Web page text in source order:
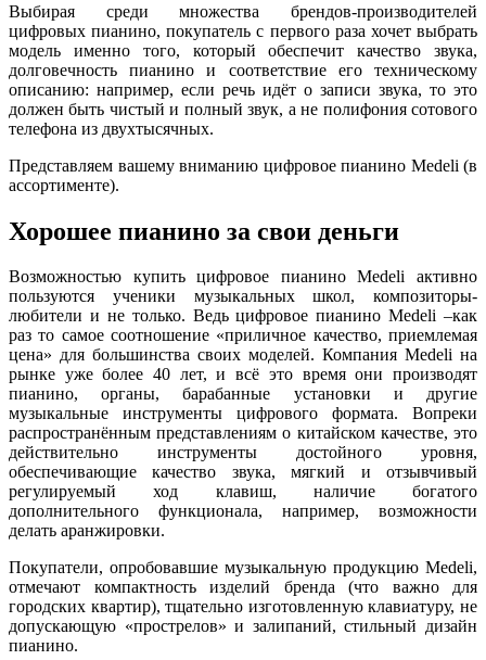
Выбирая среди множества брендов-производителей
цифровых пианино, покупатель с первого раза хочет выбрать
модель именно того, который обеспечит качество звука,
долговечность пианино и соответствие его техническому
описанию: например, если речь идёт о записи звука, то это
должен быть чистый и полный звук, а не полифония сотового
телефона из двухтысячных.
Представляем вашему вниманию цифровое пианино Medeli (в
ассортименте).
Хорошее пианино за свои деньги
Возможностью купить цифровое пианино Medeli активно
пользуются ученики музыкальных школ, композиторы-
любители и не только. Ведь цифровое пианино Medeli –как
раз то самое соотношение «приличное качество, приемлемая
цена» для большинства своих моделей. Компания Medeli на
рынке уже более 40 лет, и всё это время они производят
пианино, органы, барабанные установки и другие
музыкальные инструменты цифрового формата. Вопреки
распространённым представлениям о китайском качестве, это
действительно инструменты достойного уровня,
обеспечивающие качество звука, мягкий и отзывчивый
регулируемый ход клавиш, наличие богатого
дополнительного функционала, например, возможности
делать аранжировки.
Покупатели, опробовавшие музыкальную продукцию Medeli,
отмечают компактность изделий бренда (что важно для
городских квартир), тщательно изготовленную клавиатуру, не
допускающую «прострелов» и залипаний, стильный дизайн
пианино.